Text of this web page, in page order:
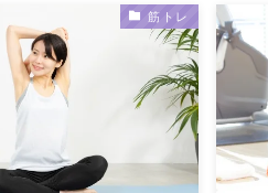
筋トレ